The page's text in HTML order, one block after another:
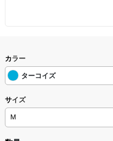
カラー
ターコイズ
サイズ